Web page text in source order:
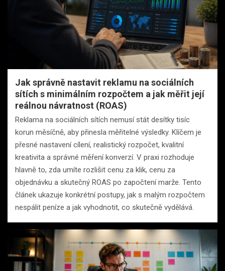
Jak správně nastavit reklamu na sociálních
sítích s minimálním rozpočtem a jak měřit její
reálnou návratnost (ROAS)
Reklama na sociálních sítích nemusí stát desítky tisíc
korun měsíčně, aby přinesla měřitelné výsledky. Klíčem je
přesné nastavení cílení, realistický rozpočet, kvalitní
kreativita a správné měření konverzí. V praxi rozhoduje
hlavně to, zda umíte rozlišit cenu za klik, cenu za
objednávku a skutečný ROAS po započtení marže. Tento
článek ukazuje konkrétní postupy, jak s malým rozpočtem
nespálit peníze a jak vyhodnotit, co skutečně vydělává.